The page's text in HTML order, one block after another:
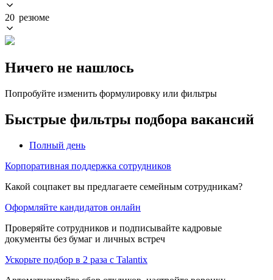
20 резюме
Ничего не нашлось
Попробуйте изменить формулировку или фильтры
Быстрые фильтры подбора вакансий
Полный день
Корпоративная поддержка сотрудников
Какой соцпакет вы предлагаете семейным сотрудникам?
Оформляйте кандидатов онлайн
Проверяйте сотрудников и подписывайте кадровые
документы без бумаг и личных встреч
Ускорьте подбор в 2 раза с Talantix